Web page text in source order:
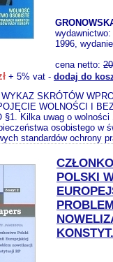
wydawnictwo:
1996,
cena netto:
+ 5% vat - dodaj do
SKRÓTÓW
WOLNOŚCI I
§1. Kilka uwag o wolności
osobistego w
standardów ochrony
POLSKI
KONSTYT.